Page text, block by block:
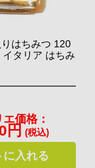
ット
・フランダー
たっぷり使用
はちみつ 120
タリア はちみ
エ価格：
円 (税込)
に入れる